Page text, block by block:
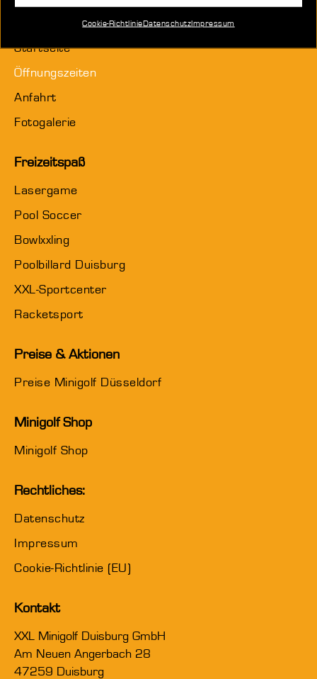
Cookie-RichtlinieDatenschutzImpressum
Startseite
Öffnungszeiten
Anfahrt
Fotogalerie
Freizeitspaß
Lasergame
Pool Soccer
Bowlxxling
Poolbillard Duisburg
XXL-Sportcenter
Racketsport
Preise & Aktionen
Preise Minigolf Düsseldorf
Minigolf Shop
Minigolf Shop
Rechtliches:
Datenschutz
Impressum
Cookie-Richtlinie (EU)
Kontakt
XXL Minigolf Duisburg GmbH
Am Neuen Angerbach 28
47259 Duisburg